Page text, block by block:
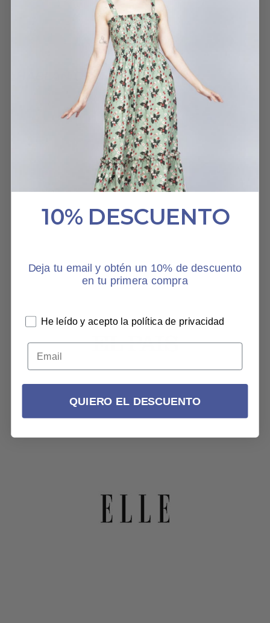
25 JULIO, 2022
HABLAN DE NOSOTROS
10% DESCUENTO
Deja tu email y obtén un 10% de descuento
en tu primera compra
He leído y acepto la política de privacidad
QUIERO EL DESCUENTO